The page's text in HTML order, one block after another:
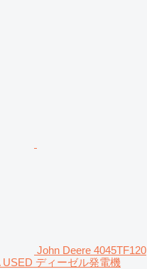
John Deere 4045TF120
ディーゼル発電機